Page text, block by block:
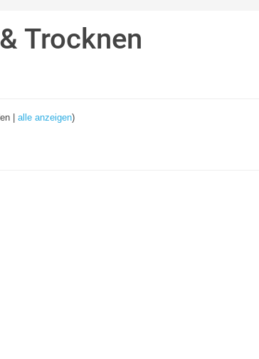
Trocknen
| alle anzeigen)